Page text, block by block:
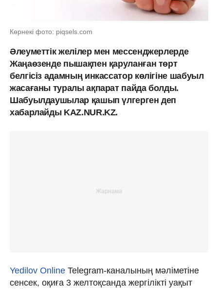
Көрнекі фото: piqsels.com
Әлеуметтік желілер мен мессенджерлерде
Жаңаөзенде пышақпен қаруланған төрт
белгісіз адамның инкассатор көлігіне шабуыл
жасағаны туралы ақпарат пайда болды.
Шабуылдаушылар қашып үлгерген деп
хабарлайды KAZ.NUR.KZ.
Yedilov Online Telegram-каналының мәліметіне
сенсек, оқиға 3 желтоқсанда жергілікті уақыт